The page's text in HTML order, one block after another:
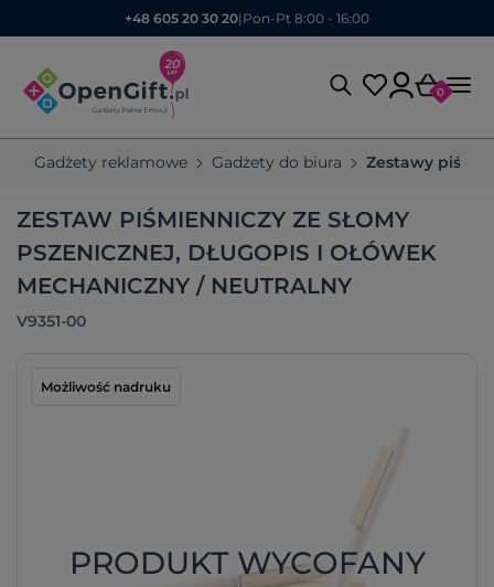
+48 605 20 30 20| Pon-Pt 8:00 - 16:00
0
Gadżety reklamowe Gadżety do biura Zestawy
ZESTAW PIŚMIENNICZY ZE SŁOMY
PSZENICZNEJ, DŁUGOPIS I OŁÓWEK
MECHANICZNY / NEUTRALNY
V9351-00
Możliwość nadruku
PRODUKT WYCOFANY